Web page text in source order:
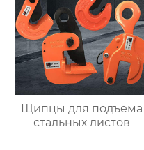
Щипцы для подъема
стальных листов